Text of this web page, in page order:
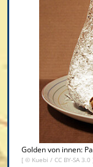
Golden von innen:
[ © Kuebi / CC BY-SA 3.0